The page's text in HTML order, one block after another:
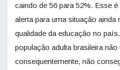
caindo de 56 para 52%. Esse
alerta para uma situação ainda
qualidade da educação no
população adulta brasileira
consequentemente, não